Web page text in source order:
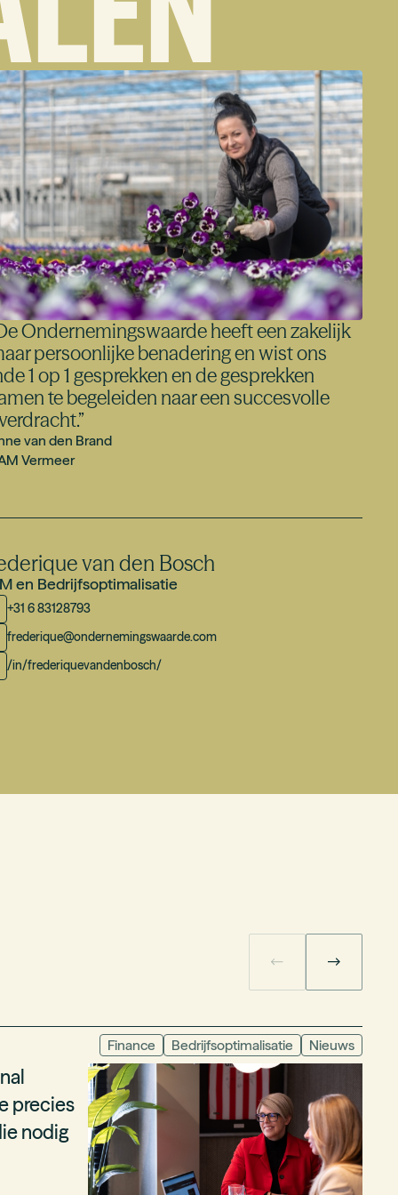
Ondernemingswaarde heeft een zakelijk
persoonlijke benadering en wist ons
1 op 1 gesprekken en de gesprekken
te begeleiden naar een succesvolle
”
van den Brand
Vermeer
van den Bosch
en Bedrijfsoptimalisatie
+31 6 83128793
frederique@ondernemingswaarde.com
/in/frederiquevandenbosch/
Nieuws
Bedrijfsoptimalisatie
Finance
precies
nodig